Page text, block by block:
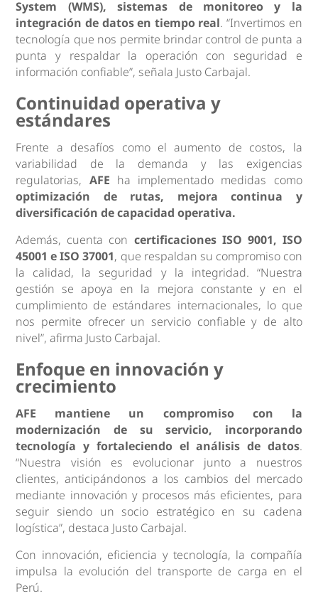
System (WMS), sistemas de monitoreo y la
integración de datos en tiempo real. “Invertimos en
tecnología que nos permite brindar control de punta a
punta y respaldar la operación con seguridad e
información confiable”, señala Justo Carbajal.
Continuidad operativa y
estándares
Frente a desafíos como el aumento de costos, la
variabilidad de la demanda y las exigencias
regulatorias, AFE ha implementado medidas como
optimización de rutas, mejora continua y
diversificación de capacidad operativa.
Además, cuenta con certificaciones ISO 9001, ISO
45001 e ISO 37001, que respaldan su compromiso con
la calidad, la seguridad y la integridad. “Nuestra
gestión se apoya en la mejora constante y en el
cumplimiento de estándares internacionales, lo que
nos permite ofrecer un servicio confiable y de alto
nivel”, afirma Justo Carbajal.
Enfoque en innovación y
crecimiento
AFE mantiene un compromiso con la
modernización de su servicio, incorporando
tecnología y fortaleciendo el análisis de datos.
“Nuestra visión es evolucionar junto a nuestros
clientes, anticipándonos a los cambios del mercado
mediante innovación y procesos más eficientes, para
seguir siendo un socio estratégico en su cadena
logística”, destaca Justo Carbajal.
Con innovación, eficiencia y tecnología, la compañía
impulsa la evolución del transporte de carga en el
Perú.